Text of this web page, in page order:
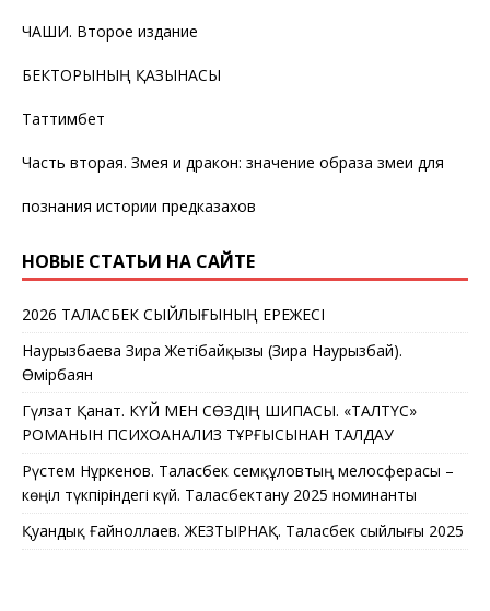
ЧАШИ. Второе издание
БЕКТОРЫНЫҢ ҚАЗЫНАСЫ
Таттимбет
Часть вторая. Змея и дракон: значение образа змеи для
познания истории предказахов
НОВЫЕ СТАТЬИ НА САЙТЕ
2026 ТАЛАСБЕК СЫЙЛЫҒЫНЫҢ ЕРЕЖЕСІ
Наурызбаева Зира Жетібайқызы (Зира Наурызбай).
Өмірбаян
Гүлзат Қанат. КҮЙ МЕН СӨЗДІҢ ШИПАСЫ. «ТАЛТҮС»
РОМАНЫН ПСИХОАНАЛИЗ ТҰРҒЫСЫНАН ТАЛДАУ
Рүстем Нұркенов. Таласбек Әсемқұловтың мелосферасы –
көңіл түкпіріндегі күй. Таласбектану 2025 номинанты
Қуандық Ғайноллаев. ЖЕЗТЫРНАҚ. Таласбек сыйлығы 2025